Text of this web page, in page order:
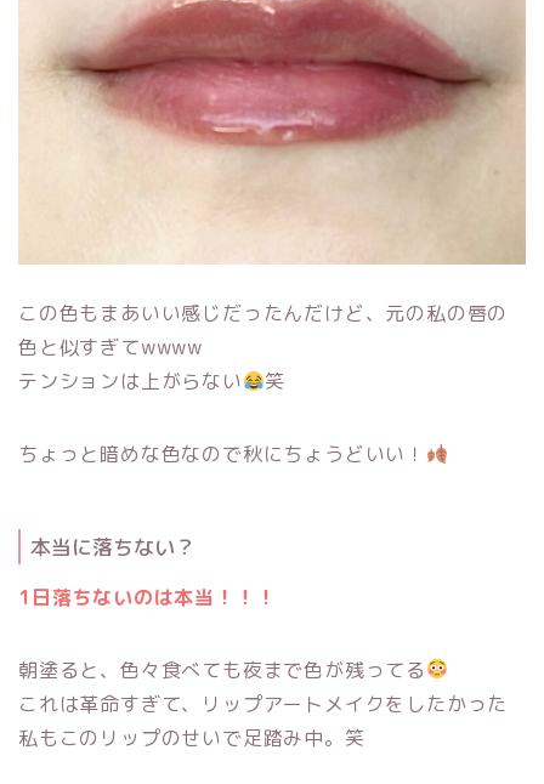
この色もまあいい感じだったんだけど、元の私の唇の
色と似すぎてwwww
テンションは上がらない
笑
ちょっと暗めな色なので秋にちょうどいい！
本当に落ちない？
1日落ちないのは本当！！！
朝塗ると、色々食べても夜まで色が残ってる
これは革命すぎて、リップアートメイクをしたかった
私もこのリップのせいで足踏み中。笑